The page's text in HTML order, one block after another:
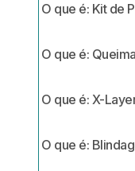
O que é: Kit de
O que é:
O que é: X-
O que é: